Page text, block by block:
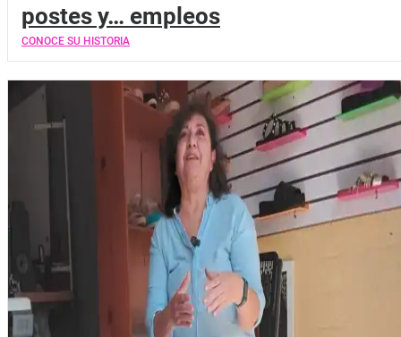
postes y… empleos
CONOCE SU HISTORIA